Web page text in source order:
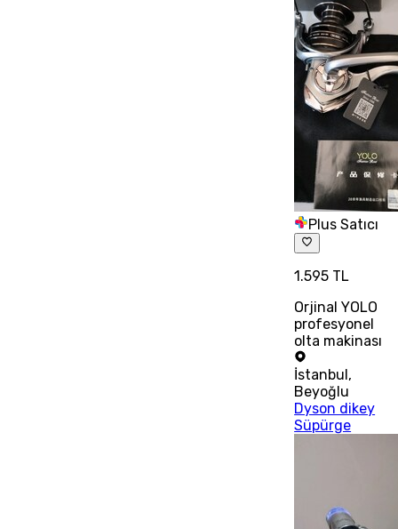
Plus Satıcı
1.595 TL
Orjinal YOLO
profesyonel
olta makinası
İstanbul,
Beyoğlu
Dyson dikey
Süpürge